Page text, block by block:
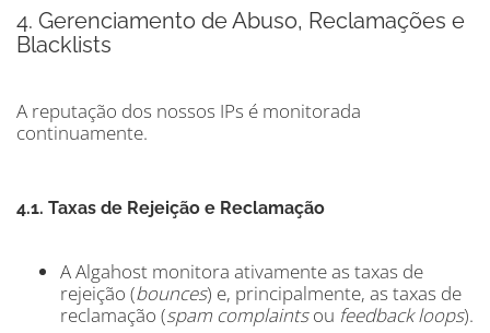
4. Gerenciamento de Abuso, Reclamações e
Blacklists
A reputação dos nossos IPs é monitorada
continuamente.
4.1. Taxas de Rejeição e Reclamação
A Algahost monitora ativamente as taxas de
rejeição (bounces) e, principalmente, as taxas de
reclamação (spam complaintsou feedback loops).